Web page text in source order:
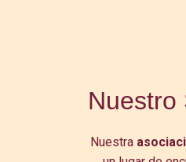
Nuestro
Nuestra